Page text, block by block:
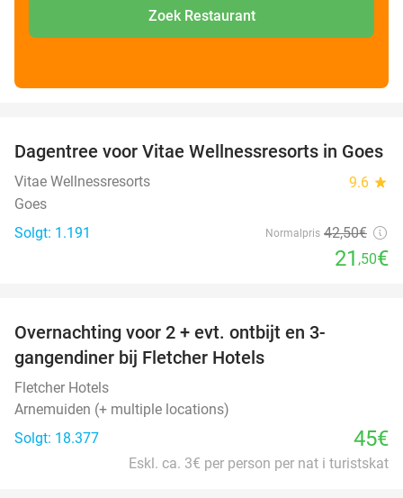
Zoek Restaurant
49%
Dagentree voor Vitae Wellnessresorts in Goes
Vitae Wellnessresorts 9.6 star
Goes
Solgt: 1.191
Normalpris 42,50€
21 ,50€
Overnachting voor 2 + evt. ontbijt en 3-
gangendiner bij Fletcher Hotels
Fletcher Hotels
Arnemuiden (+ multiple locations)
Solgt: 18.377
45€
Eskl. ca. 3€ per person per nat i turistskat